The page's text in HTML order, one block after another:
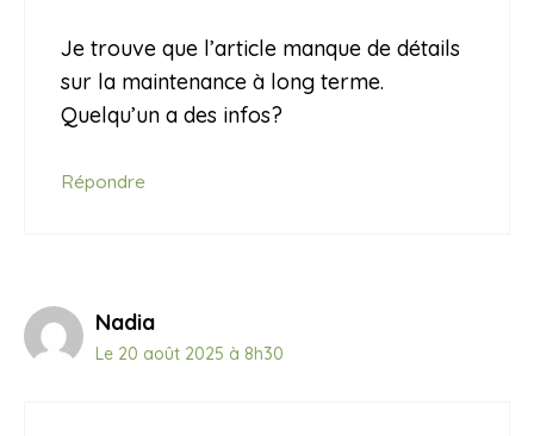
Je trouve que l’article manque de détails
sur la maintenance à long terme.
Quelqu’un a des infos?
Répondre
Nadia
Le 20 août 2025 à 8h30